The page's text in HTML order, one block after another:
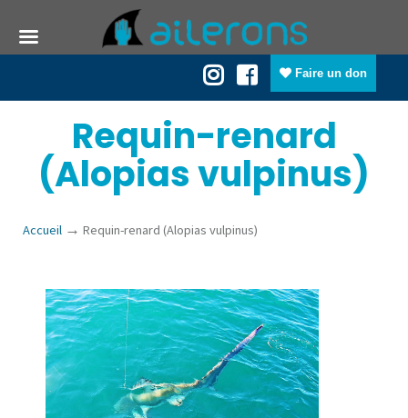
Faire un don
Requin-renard
(Alopias vulpinus)
Accueil → Requin-renard (Alopias vulpinus)